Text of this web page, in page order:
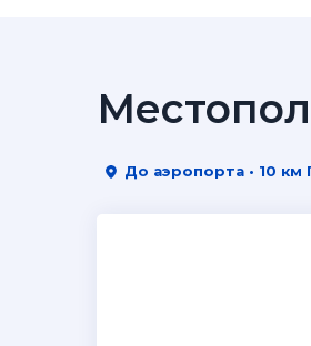
До аэропорта • 10 км